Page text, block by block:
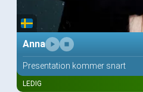
Anna
Presentation kommer snart
LEDIG